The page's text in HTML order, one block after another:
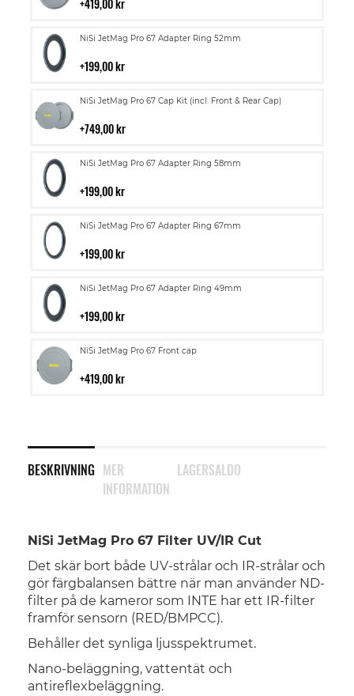
NiSi JetMag Pro 67 Adapter Ring 52mm
199,00 kr
Lägg
i
NiSi JetMag Pro 67 Cap Kit (incl. Front & Rear Cap)
749,00 kr
Lägg
i
NiSi JetMag Pro 67 Adapter Ring 58mm
199,00 kr
Lägg
i
NiSi JetMag Pro 67 Adapter Ring 67mm
199,00 kr
Lägg
i
NiSi JetMag Pro 67 Adapter Ring 49mm
199,00 kr
Lägg
i
NiSi JetMag Pro 67 Front cap
419,00 kr
Lägg
i
BESKRIVNING
NiSi JetMag Pro 67 Filter UV/IR Cut
Det skär bort både UV-strålar och IR-strålar och
gör färgbalansen bättre när man använder ND-
filter på de kameror som INTE har ett IR-filter
framför sensorn (RED/BMPCC).
Behåller det synliga ljusspektrumet.
Nano-beläggning, vattentät och
antireflexbeläggning.
MER
INFORMATION
LAGERSALDO